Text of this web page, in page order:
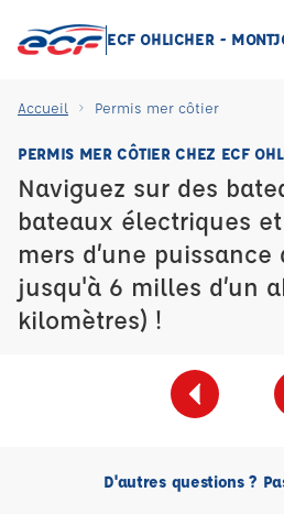
ECF OHLICHER -
Accueil Permis mer côtier
PERMIS MER CÔTIER CHEZ ECF
Naviguez sur des
bateaux électriques
mers d’une
jusqu'à 6 milles d’un
kilomètres) !
D'autres questions ?